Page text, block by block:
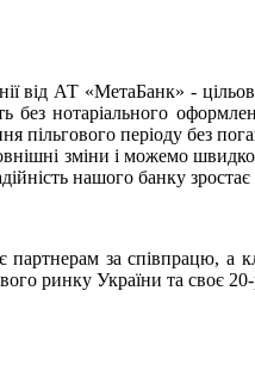
від АТ «МетаБанк» -
без нотаріального
пільгового періоду без
зміни і можемо
нашого банку зростає
за співпрацю, а
ринку України та своє 20-